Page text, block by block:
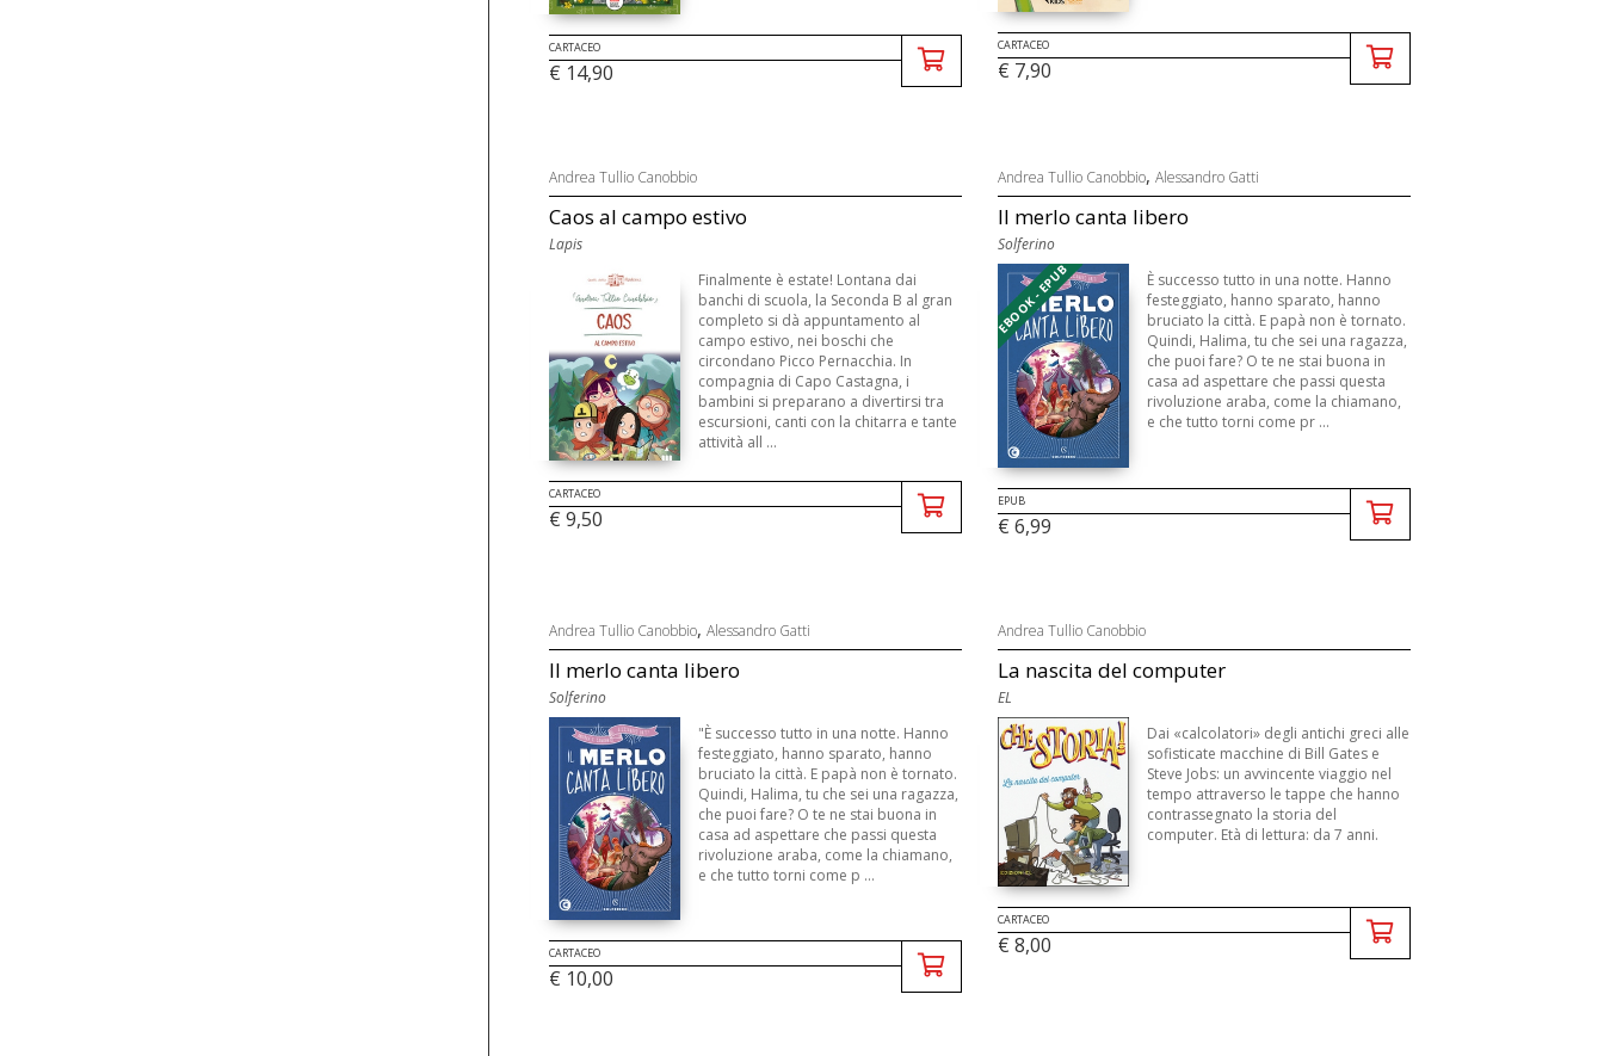
CARTACEO
€ 14,90
CARTACEO
€ 7,90
Andrea Tullio Canobbio
Caos al campo estivo
Lapis
Finalmente è estate! Lontana dai
banchi di scuola, la Seconda B al gran
completo si dà appuntamento al
campo estivo, nei boschi che
circondano Picco Pernacchia. In
compagnia di Capo Castagna, i
bambini si preparano a divertirsi tra
escursioni, canti con la chitarra e tante
attività all ...
CARTACEO
€ 9,50
Andrea Tullio Canobbio, Alessandro Gatti
Il merlo canta libero
Solferino
EBOOK - EPUB
È successo tutto in una notte. Hanno
festeggiato, hanno sparato, hanno
bruciato la città. E papà non è tornato.
Quindi, Halima, tu che sei una ragazza,
che puoi fare? O te ne stai buona in
casa ad aspettare che passi questa
rivoluzione araba, come la chiamano,
e che tutto torni come pr ...
EPUB
€ 6,99
Andrea Tullio Canobbio, Alessandro Gatti
Il merlo canta libero
Solferino
"È successo tutto in una notte. Hanno
festeggiato, hanno sparato, hanno
bruciato la città. E papà non è tornato.
Quindi, Halima, tu che sei una ragazza,
che puoi fare? O te ne stai buona in
casa ad aspettare che passi questa
rivoluzione araba, come la chiamano,
e che tutto torni come p ...
CARTACEO
€ 10,00
Andrea Tullio Canobbio
La nascita del computer
EL
Dai «calcolatori» degli antichi greci alle
sofisticate macchine di Bill Gates e
Steve Jobs: un avvincente viaggio nel
tempo attraverso le tappe che hanno
contrassegnato la storia del
computer. Età di lettura: da 7 anni.
CARTACEO
€ 8,00